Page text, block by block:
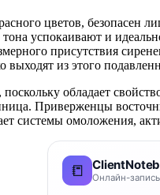
цветов, безопасен
успокаивают и
присутствия
из этого
обладает
Приверженцы
системы омоложения,
📒 Онлайн-